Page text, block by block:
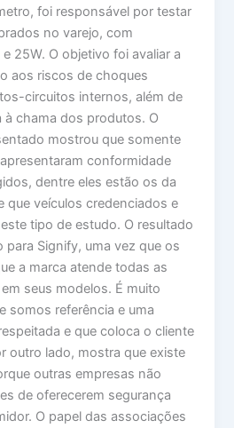
foi responsável por testar
no varejo, com
25W. O objetivo foi avaliar a
aos riscos de choques
circuitos internos, além de
à chama dos produtos. O
mostrou que somente
conformidade
dentre eles estão os da
que veículos credenciados e
tipo de estudo. O resultado
para Signify, uma vez que os
a marca atende todas as
seus modelos. É muito
somos referência e uma
e que coloca o cliente
outro lado, mostra que existe
outras empresas não
de oferecerem segurança
O papel das associações